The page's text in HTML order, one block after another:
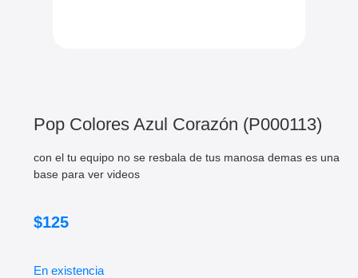
Pop Colores Azul Corazón (P000113)
con el tu equipo no se resbala de tus manosa demas es una
base para ver videos
$125
En existencia